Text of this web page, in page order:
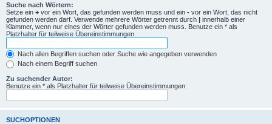
Suche nach Wörtern:
Setze ein + vor ein Wort, das gefunden werden muss und ein - vor ein Wort, das nicht
gefunden werden darf. Verwende mehrere Wörter getrennt durch | innerhalb einer
Klammer, wenn nur eines der Wörter gefunden werden muss. Benutze ein * als
Platzhalter für teilweise Übereinstimmungen.
Nach allen Begriffen suchen oder Suche wie angegeben verwenden
Nach einem Begriff suchen
Zu suchender Autor:
Benutze ein * als Platzhalter für teilweise Übereinstimmungen.
SUCHOPTIONEN